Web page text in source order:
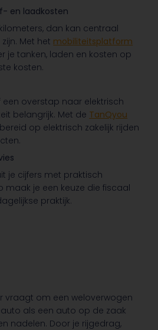
en laadkosten
dan kan centraal
Met het mobiliteitsplatform
je tanken, laden en kosten op
kosten.
een overstap naar elektrisch
belangrijk. Met de TanQyou
op elektrisch zakelijk rijden
je cijfers met praktisch
maak je een keuze die fiscaal
praktijk.
vraagt om een weloverwogen
als een auto op de zaak
nadelen. Door je rijgedrag,